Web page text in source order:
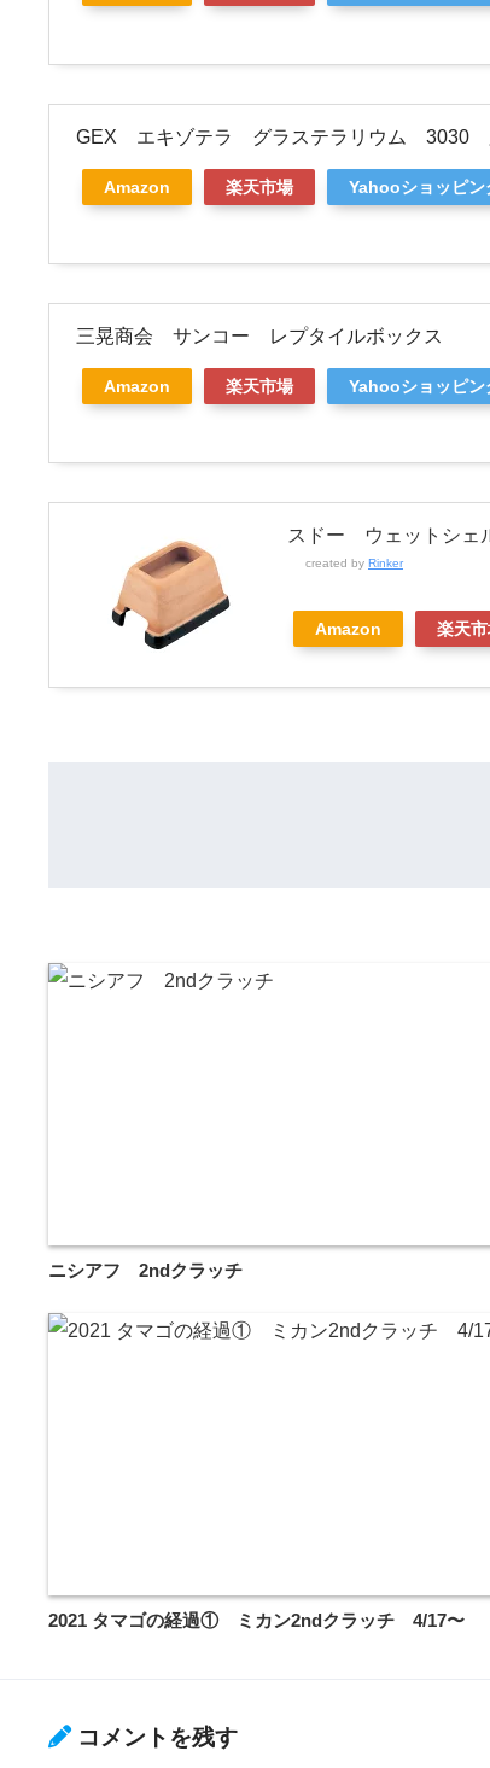
GEX エキゾテラ グラステラリウム 3030
Amazon 楽天市場 Yahooショッピン
三晃商会 サンコー レプタイルボックス
Amazon 楽天市場 Yahooショッピン
スドー ウェットシ
created by Rinker
Amazon 楽天
ニシアフ 2ndクラッチ
2021 タマゴの経過① ミカン2ndクラッチ 4/17〜
コメントを残す